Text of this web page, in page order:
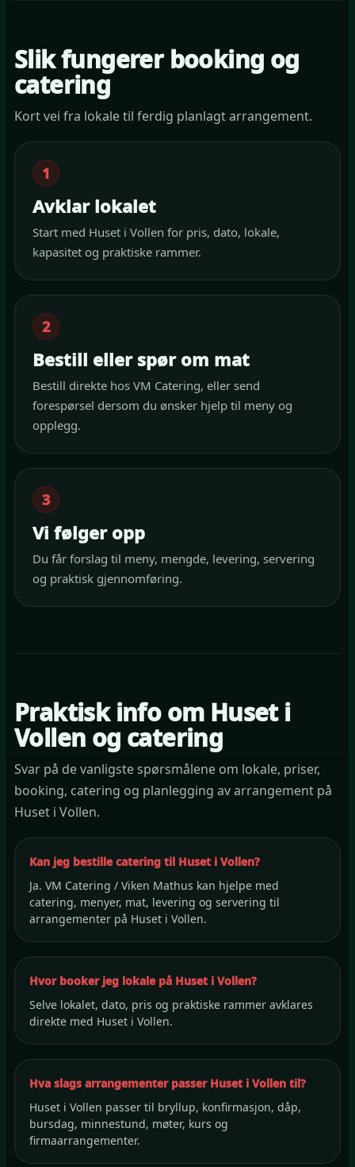
Slik fungerer booking og
catering
Kort vei fra lokale til ferdig planlagt arrangement.
1
Avklar lokalet
Start med Huset i Vollen for pris, dato, lokale,
kapasitet og praktiske rammer.
2
Bestill eller spør om mat
Bestill direkte hos VM Catering, eller send
forespørsel dersom du ønsker hjelp til meny og
opplegg.
3
Vi følger opp
Du får forslag til meny, mengde, levering, servering
og praktisk gjennomføring.
Praktisk info om Huset i
Vollen og catering
Svar på de vanligste spørsmålene om lokale, priser,
booking, catering og planlegging av arrangement på
Huset i Vollen.
Kan jeg bestille catering til Huset i Vollen?
Ja. VM Catering / Viken Mathus kan hjelpe med
catering, menyer, mat, levering og servering til
arrangementer på Huset i Vollen.
Hvor booker jeg lokale på Huset i Vollen?
Selve lokalet, dato, pris og praktiske rammer avklares
direkte med Huset i Vollen.
Hva slags arrangementer passer Huset i Vollen til?
Huset i Vollen passer til bryllup, konfirmasjon, dåp,
bursdag, minnestund, møter, kurs og
firmaarrangementer.